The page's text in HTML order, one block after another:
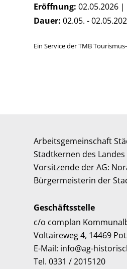
Eröffnung: 02.05.2026
Dauer: 02.05. -
Ein Service der TMB
Arbeitsgemeinschaft
Stadtkernen des
Vorsitzende der AG:
Bürgermeisterin der
Geschäftsstelle
c/o complan
Voltaireweg 4, 14469
E-Mail: info@ag-
Tel. 0331 / 2015120